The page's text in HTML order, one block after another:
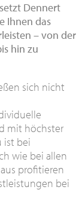
Dennert
Ihnen das
– von der
hin zu
sich nicht
mit höchster
ist bei
wie bei allen
profitieren
bei